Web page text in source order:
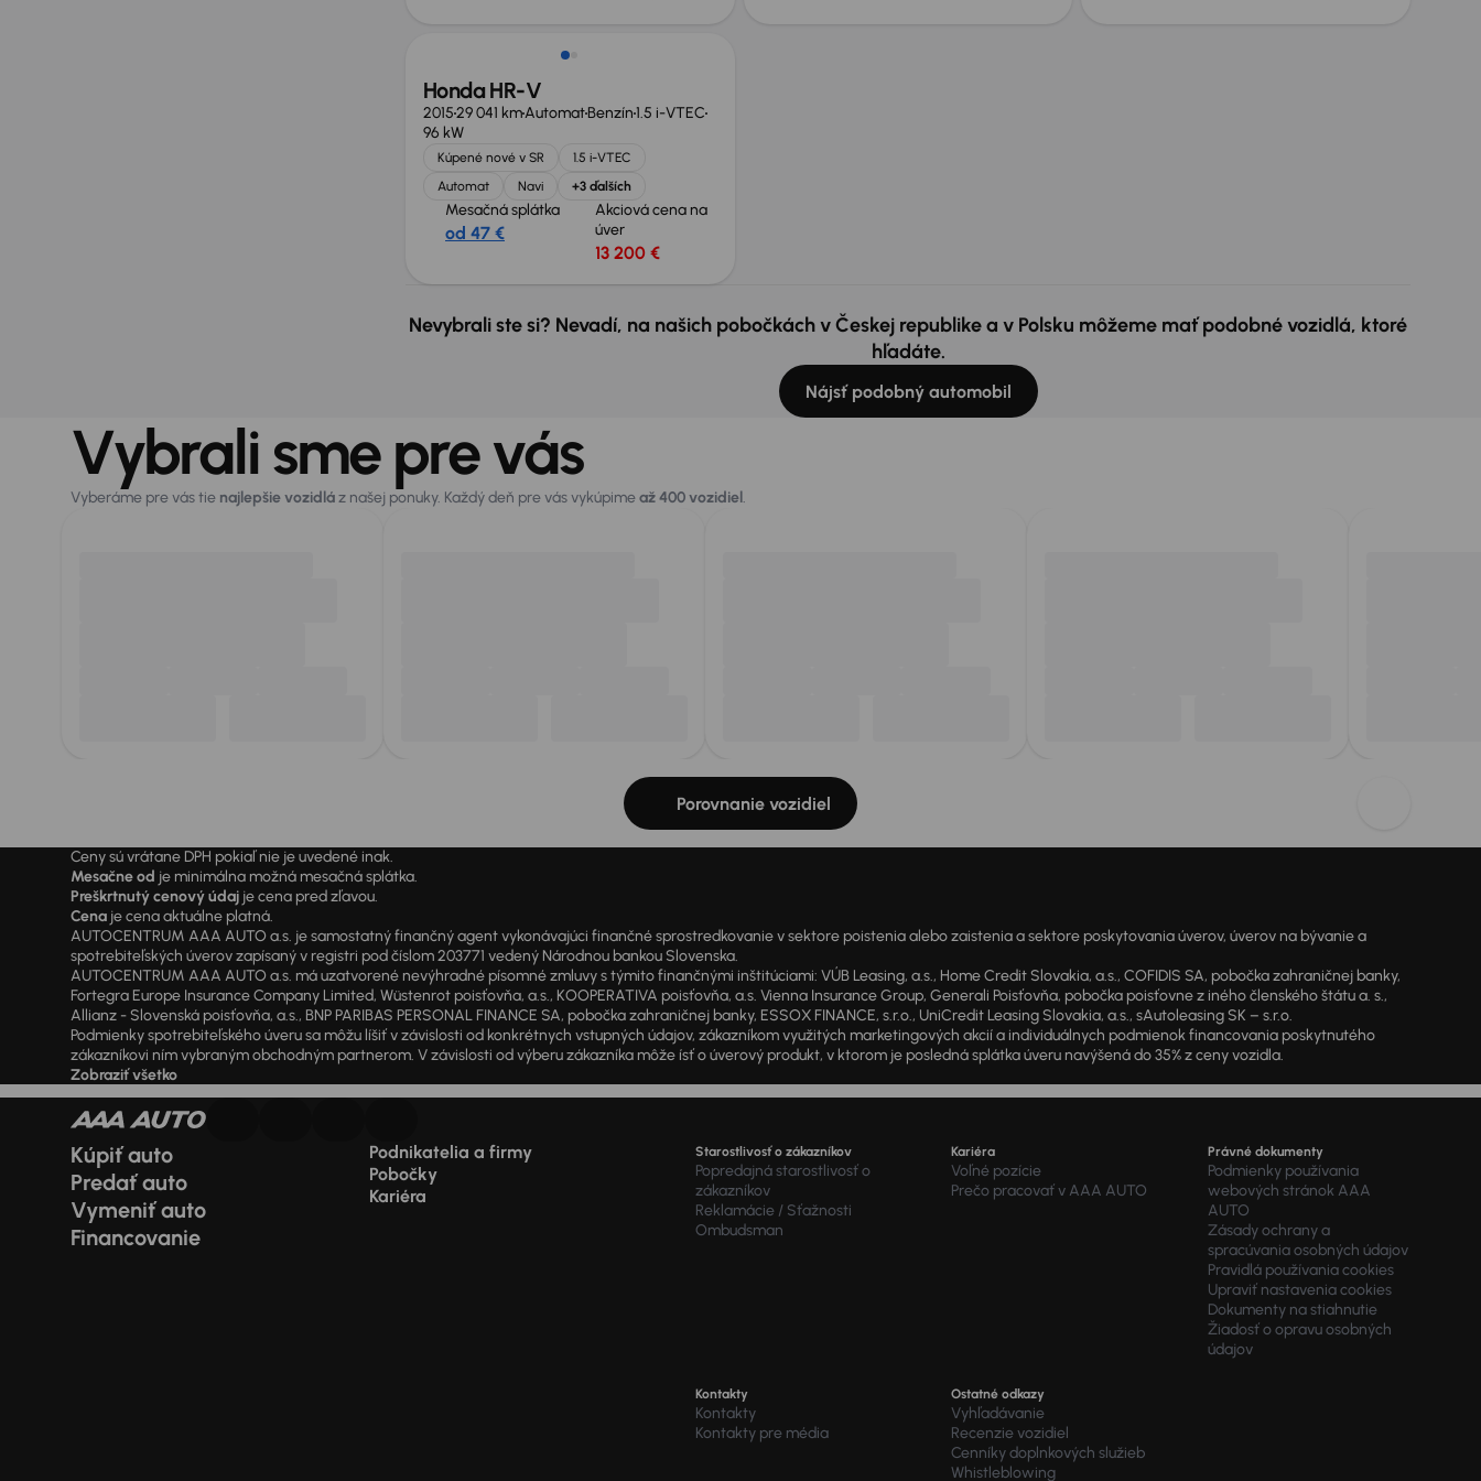
Honda HR-V
201529 041 kmAutomatBenzín1.5 i-VTEC
96 kW
Kúpené nové v SR
1.5 i-VTEC
Automat
Navi +3 ďalších
Mesačná splátka
od 47 €
Akciová cena na
úver
13 200 €
Nevybrali ste si? Nevadí, na našich pobočkách v Českej republike a v Polsku môžeme mať podobné vozidlá, ktoré
hľadáte.
Nájsť podobný automobil
Vybrali sme pre vás
Vyberáme pre vás tie najlepšie vozidláz našej ponuky. Každý deň pre vás vykúpimeaž 400 vozidiel.
Porovnanie vozidiel
Ceny sú vrátane DPH pokiaľ nie je uvedené inak.
Mesačne od je minimálna možná mesačná splátka.
Preškrtnutý cenový údaj je cena pred zľavou.
Cena je cena aktuálne platná.
AUTOCENTRUM AAA AUTO a.s. je samostatný finančný agent vykonávajúci finančné sprostredkovanie v sektore poistenia alebo zaistenia a sektore poskytovania úverov, úverov na bývanie a
spotrebiteľských úverov zapísaný v registri pod číslom 203771 vedený Národnou bankou Slovenska.
AUTOCENTRUM AAA AUTO a.s. má uzatvorené nevýhradné písomné zmluvy s týmito finančnými inštitúciami: VÚB Leasing, a.s., Home Credit Slovakia, a.s., COFIDIS SA, pobočka zahraničnej banky,
Fortegra Europe Insurance Company Limited, Wüstenrot poisťovňa, a.s., KOOPERATIVA poisťovňa, a.s. Vienna Insurance Group, Generali Poisťovňa, pobočka poisťovne z iného členského štátu a. s.,
Allianz - Slovenská poisťovňa, a.s., BNP PARIBAS PERSONAL FINANCE SA, pobočka zahraničnej banky, ESSOX FINANCE, s.r.o., UniCredit Leasing Slovakia, a.s., sAutoleasing SK – s.r.o.
Podmienky spotrebiteľského úveru sa môžu líšiť v závislosti od konkrétnych vstupných údajov, zákazníkom využitých marketingových akcií a individuálnych podmienok financovania poskytnutého
zákazníkovi ním vybraným obchodným partnerom. V závislosti od výberu zákazníka môže ísť o úverový produkt, v ktorom je posledná splátka úveru navýšená do 35% z ceny vozidla.
Zobraziť všetko
Kúpiť auto
Predať auto
Vymeniť auto
Financovanie
Podnikatelia a firmy
Pobočky
Kariéra
Starostlivosť o zákazníkov
Popredajná starostlivosť o
zákazníkov
Reklamácie / Sťažnosti
Ombudsman
Kariéra
Voľné pozície
Prečo pracovať v AAA AUTO
Právné dokumenty
Podmienky používania
webových stránok AAA
AUTO
Zásady ochrany a
spracúvania osobných údajov
Pravidlá používania cookies
Upraviť nastavenia cookies
Dokumenty na stiahnutie
Žiadosť o opravu osobných
údajov
Kontakty
Kontakty
Kontakty pre média
Ostatné odkazy
Vyhľadávanie
Recenzie vozidiel
Cenníky doplnkových služieb
Whistleblowing